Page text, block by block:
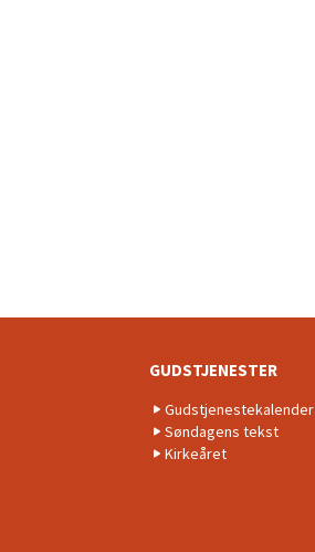
GUDSTJENESTER
Gudstjenestekalender
Søndagens tekst
Kirkeåret